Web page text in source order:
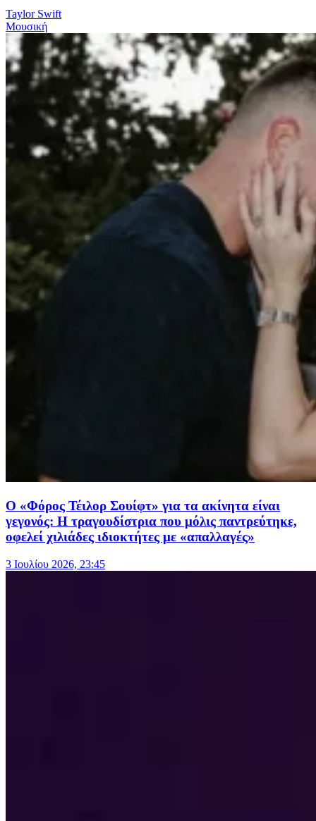
Taylor Swift
Μουσική
Ο «Φόρος Τέιλορ Σουίφτ» για τα ακίνητα είναι
γεγονός: Η τραγουδίστρια που μόλις παντρεύτηκε,
οφελεί χιλιάδες ιδιοκτήτες με «απαλλαγές»
3 Ιουλίου 2026, 23:45